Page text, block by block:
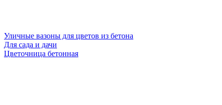
Уличные вазоны для цветов из бетона
Для сада и дачи
Цветочница бетонная